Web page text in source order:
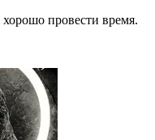
провести время.